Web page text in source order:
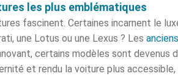
les plus emblématiques
fascinent. Certaines incarnent le
une Lotus ou une Lexus ? Les
certains modèles sont devenus
et rendu la voiture plus